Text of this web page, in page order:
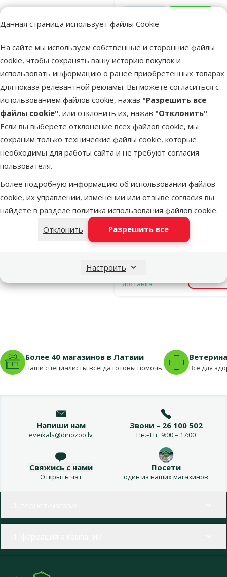
Данная страница использует файлы Cookie
На сайте мы используем собственные и сторонние файлы
cookie, чтобы сохранять вашу историю покупок и
использовать информацию о ранее приобретенных товарах
для показа релевантной рекламы. Вы можете согласиться с
использованием файлов cookie, нажав "Разрешить все
файлы cookie", или отклонить их, нажав "Отклонить".
Если вы выберете отклонение всех файлов cookie, мы
сохраним только технические файлы cookie, которые
необходимы для работы сайта и не требуют согласия
пользователя.
Более подробную информацию об использовании файлов
cookie, их управлении, изменении или отзыве согласия вы
найдете в разделе политика использования файлов cookie.
Отклонить
Разрешить все
Настроить
цена 💻
Бесплатная
доставка
В
Оценка 0%
Исходная
32,99 €
Цена
24,98 €
цена 💻
Защити
🕷️
В наличии
доставка
В
Более 40 магазинов в Латвии
Наши специалисты всегда готовы помочь. Все для
Напиши нам
eveikals@dinozoo.lv
Звони – 26 100 502
Пн.–Пт. 9:00 – 17:00
Свяжись с нами
Открыть чат
Посети
один из наших магазинов